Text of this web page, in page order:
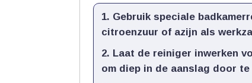
Gebruik speciale
citroenzuur of azijn als
Laat de reiniger inwerken
om diep in de aanslag door